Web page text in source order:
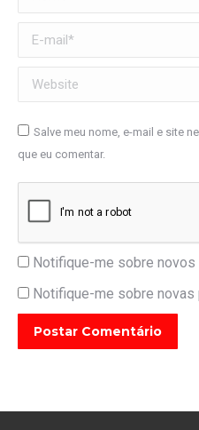
E-mail *
Website
Salve meu nome, e-mail e site
que eu comentar.
Notifique-me sobre
Notifique-me sobre
Postar Comentário